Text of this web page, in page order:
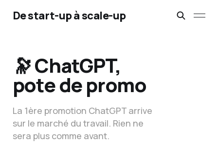
De start-up à scale-up
🔭 ChatGPT,
pote de promo
La 1ère promotion ChatGPT arrive
sur le marché du travail. Rien ne
sera plus comme avant.